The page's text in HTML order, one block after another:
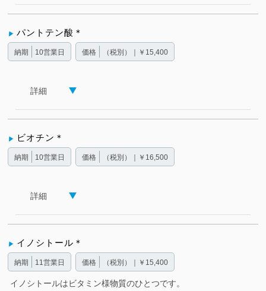
パントテン酸＊
納期 10営業日 価格 （税別）｜￥15,400
詳細
ビオチン＊
納期 10営業日 価格 （税別）｜￥16,500
詳細
イノシトール＊
納期 11営業日 価格 （税別）｜￥15,400
イノシトールはビタミン様物質のひとつです。